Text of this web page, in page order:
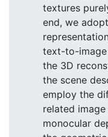
textures
end, we
text-to-
the 3D
the scene
employ the
related
monocular